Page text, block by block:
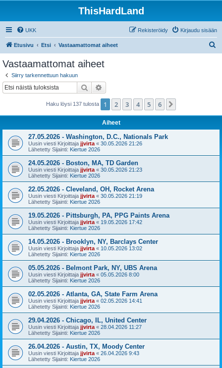
ThisHardLand
UKK Kirjaudu sisään
Rekisteröidy
Etusivu Etsi Vastaamattomat aiheet
Vastaamattomat aiheet
Siirry tarkennettuun hakuun
Etsi
Haku löysi 137 tulosta 1 2 3 4 5 6
Aiheet
27.05.2026 - Washington, D.C., Nationals Park
Uusin viesti Kirjoittaja jjvirta « 30.05.2026 21:26
Lähetetty Sijainti: Kiertue 2026
24.05.2026 - Boston, MA, TD Garden
Uusin viesti Kirjoittaja jjvirta « 30.05.2026 21:23
Lähetetty Sijainti: Kiertue 2026
22.05.2026 - Cleveland, OH, Rocket Arena
Uusin viesti Kirjoittaja jjvirta « 30.05.2026 21:19
Lähetetty Sijainti: Kiertue 2026
19.05.2026 - Pittsburgh, PA, PPG Paints Arena
Uusin viesti Kirjoittaja jjvirta « 19.05.2026 17:42
Lähetetty Sijainti: Kiertue 2026
14.05.2026 - Brooklyn, NY, Barclays Center
Uusin viesti Kirjoittaja jjvirta « 10.05.2026 13:02
Lähetetty Sijainti: Kiertue 2026
05.05.2026 - Belmont Park, NY, UBS Arena
Uusin viesti Kirjoittaja jjvirta « 05.05.2026 8:00
Lähetetty Sijainti: Kiertue 2026
02.05.2026 - Atlanta, GA, State Farm Arena
Uusin viesti Kirjoittaja jjvirta « 02.05.2026 14:41
Lähetetty Sijainti: Kiertue 2026
29.04.2026 - Chicago, IL, United Center
Uusin viesti Kirjoittaja jjvirta « 28.04.2026 11:27
Lähetetty Sijainti: Kiertue 2026
26.04.2026 - Austin, TX, Moody Center
Uusin viesti Kirjoittaja jjvirta « 26.04.2026 9:43
Lähetetty Sijainti: Kiertue 2026